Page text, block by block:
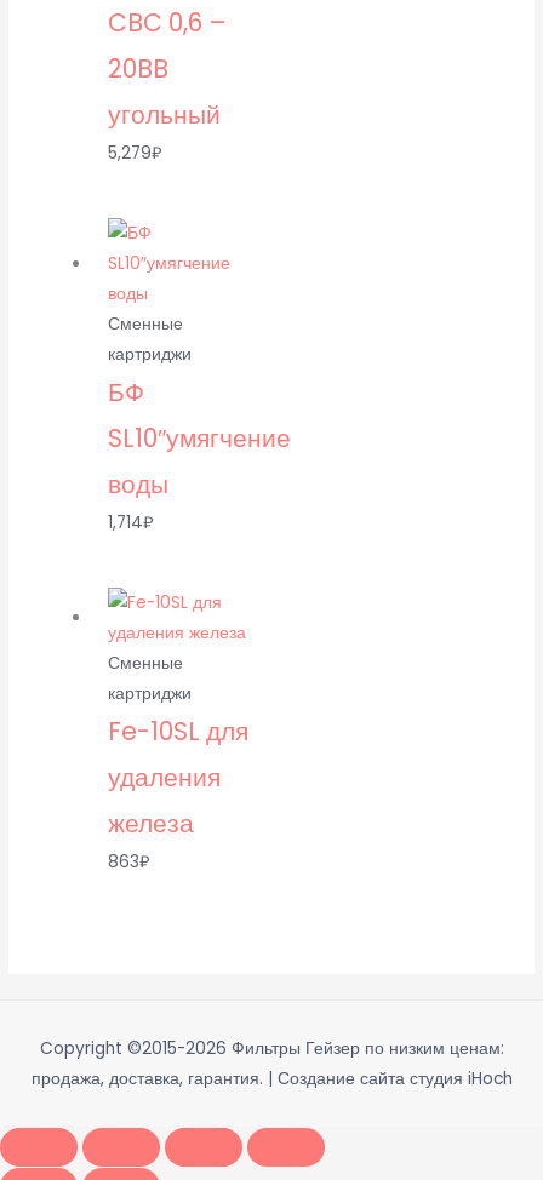
CBC 0,6 –
20BB
угольный
5,279₽
Сменные
картриджи
БФ
SL10″умягчение
воды
1,714₽
Сменные
картриджи
Fe-10SL для
удаления
железа
863₽
Copyright ©2015-2026 Фильтры Гейзер по низким ценам:
продажа, доставка, гарантия. | Создание сайта студия iHoch